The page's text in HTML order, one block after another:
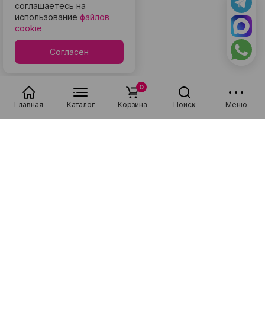
Главная Каталог Корзина
0
Поиск Меню
соглашаетесь на
использование файлов
cookie
Согласен